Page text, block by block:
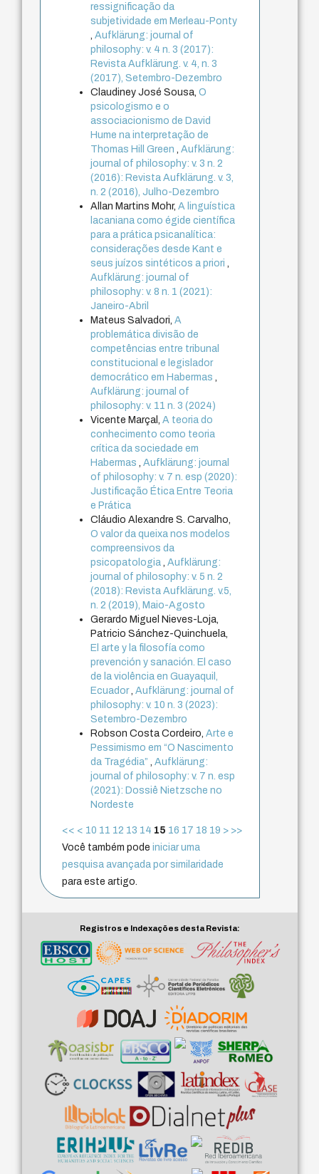
ressignificação da
subjetividade em Merleau-Ponty
,Aufklärung: journal of
philosophy: v. 4 n. 3 (2017):
Revista Aufklärung. v. 4, n. 3
(2017), Setembro-Dezembro
Claudiney José Sousa,O
psicologismo e o
associacionismo de David
Hume na interpretação de
Thomas Hill Green
,Aufklärung:
journal of philosophy: v. 3 n. 2
(2016): Revista Aufklärung. v. 3,
n. 2 (2016), Julho-Dezembro
Allan Martins Mohr,A linguística
lacaniana como égide científica
para a prática psicanalítica:
considerações desde Kant e
seus juízos sintéticos a priori
Aufklärung: journal of
philosophy: v. 8 n. 1 (2021):
Janeiro-Abril
Mateus Salvadori,A
problemática divisão de
competências entre tribunal
constitucional e legislador
democrático em Habermas
Aufklärung: journal of
philosophy: v. 11 n. 3 (2024)
Vicente Marçal,A teoria do
conhecimento como teoria
crítica da sociedade em
Habermas
,Aufklärung: journal
of philosophy: v. 7 n. esp (2020):
Justificação Ética Entre Teoria
e Prática
Cláudio Alexandre S. Carvalho,
O valor da queixa nos modelos
compreensivos da
psicopatologia ,Aufklärung:
journal of philosophy: v. 5 n. 2
(2018): Revista Aufklärung. v.5,
n. 2 (2019), Maio-Agosto
Gerardo Miguel Nieves-Loja,
Patricio Sánchez-Quinchuela,
El arte y la filosofía como
prevención y sanación. El caso
de la violência en Guayaquil,
Ecuador ,Aufklärung: journal of
philosophy: v. 10 n. 3 (2023):
Setembro-Dezembro
Robson Costa Cordeiro,Arte e
Pessimismo em “O Nascimento
da Tragédia”
,Aufklärung:
journal of philosophy: v. 7 n. esp
(2021): Dossiê Nietzsche no
Nordeste
<< < 10 11 12 13 14 15 16 17 18 19 > >>
Você também podeiniciar uma
pesquisa avançada por similaridade
para este artigo.
Registros e Indexações desta Revista: